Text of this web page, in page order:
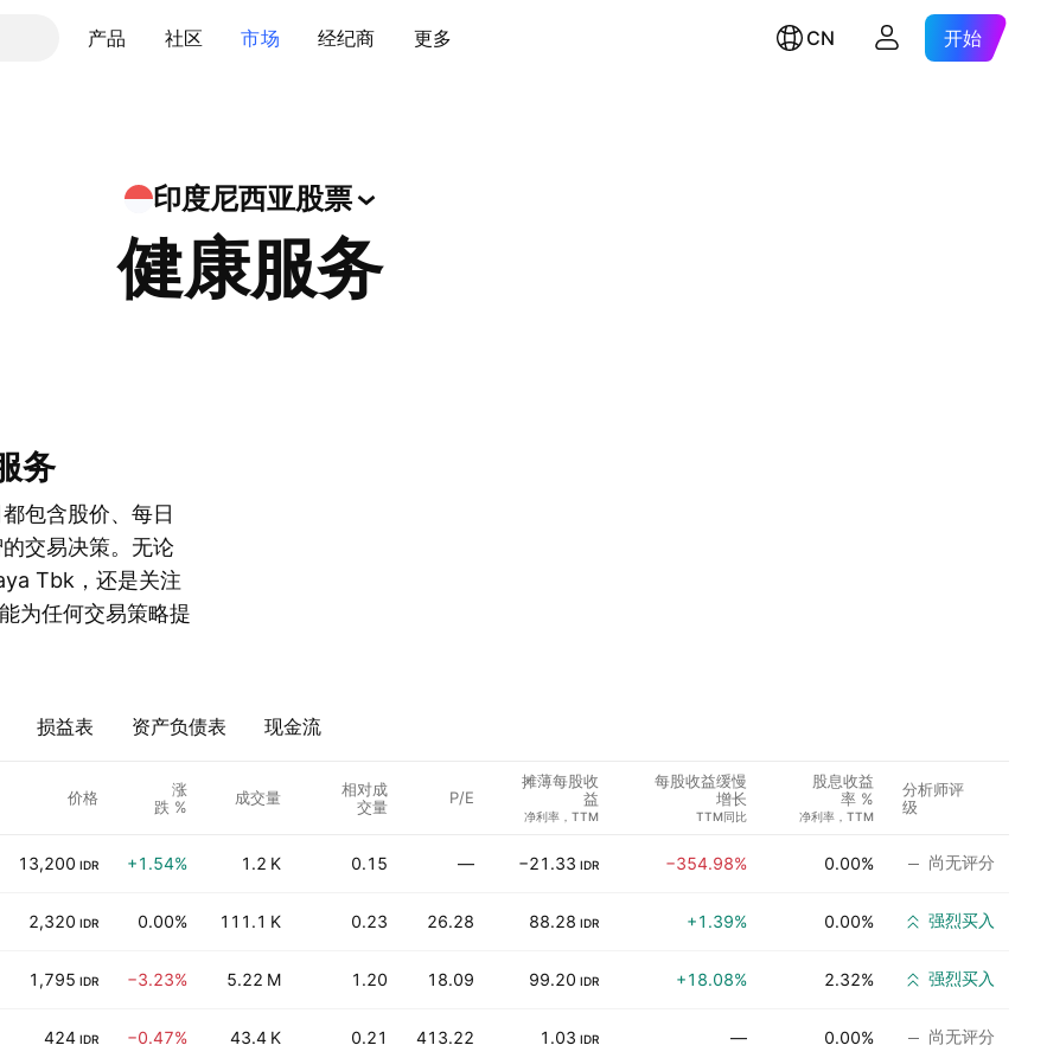
产品 社区 市场 经纪商 更多 CN 开始
印度尼西亚股票
健康服务
务
包含股价、每日
交易决策。无论
Tbk，还是关注
为任何交易策略提
损益表 资产负债表 现金流
价格
涨
跌 %
成交量
相对成
交量
P/E
摊薄每股收
益
净利率，TTM
每股收益缓慢
增长
TTM同比
股息收益
率 %
净利率，TTM
分析师评
级
13,200 IDR +1.54% 1.2 K 0.15 — −21.33 IDR −354.98% 0.00% 尚无评分
2,320 IDR 0.00% 111.1 K 0.23 26.28 88.28 IDR +1.39% 0.00% 强烈买入
1,795 IDR −3.23% 5.22 M 1.20 18.09 99.20 IDR +18.08% 2.32% 强烈买入
424 IDR −0.47% 43.4 K 0.21 413.22 1.03 IDR — 0.00% 尚无评分